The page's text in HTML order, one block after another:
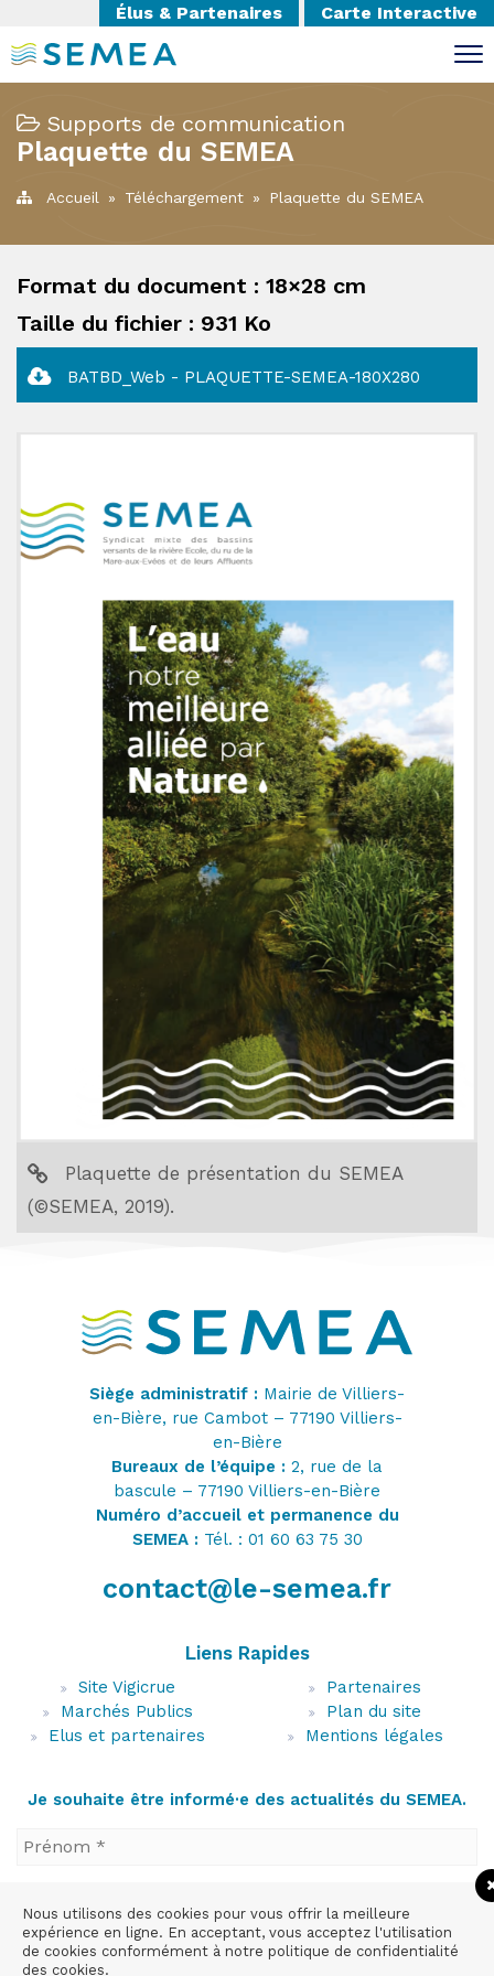
Élus & Partenaires Carte Interactive
Supports de communication
Plaquette du SEMEA
Accueil » Téléchargement » Plaquette du SEMEA
Format du document : 18×28 cm
Taille du fichier : 931 Ko
BATBD_Web - PLAQUETTE-SEMEA-180X280
Partager la page sur :
Plaquette de présentation du SEMEA
(©SEMEA, 2019).
Siège administratif : Mairie de Villiers-
en-Bière, rue Cambot – 77190 Villiers-
en-Bière
Bureaux de l’équipe : 2, rue de la
bascule – 77190 Villiers-en-Bière
Numéro d’accueil et permanence du
SEMEA : Tél. : 01 60 63 75 30
contact@le-semea.fr
Liens Rapides
Site Vigicrue
Marchés Publics
Elus et partenaires
Partenaires
Plan du site
Mentions légales
Je souhaite être informé·e des actualités du SEMEA.
Nous utilisons des cookies pour vous offrir la meilleure
expérience en ligne. En acceptant, vous acceptez l'utilisation
de cookies conformément à notre politique de confidentialité
des cookies.